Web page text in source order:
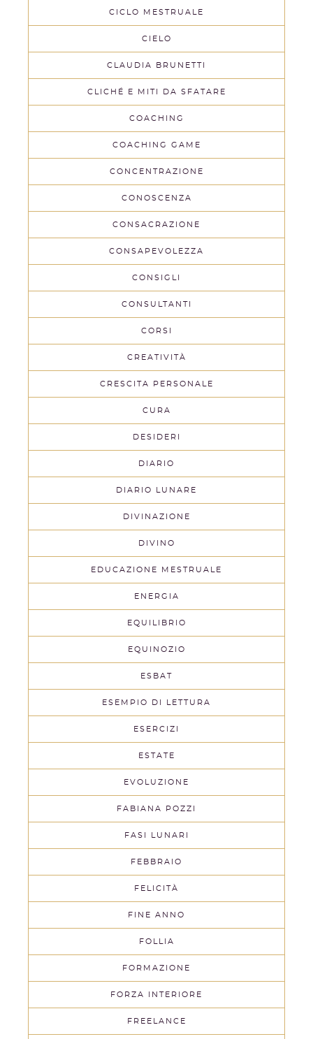
CICLO MESTRUALE
CIELO
CLAUDIA BRUNETTI
CLICHÉ E MITI DA SFATARE
COACHING
COACHING GAME
CONCENTRAZIONE
CONOSCENZA
CONSACRAZIONE
CONSAPEVOLEZZA
CONSIGLI
CONSULTANTI
CORSI
CREATIVITÀ
CRESCITA PERSONALE
CURA
DESIDERI
DIARIO
DIARIO LUNARE
DIVINAZIONE
DIVINO
EDUCAZIONE MESTRUALE
ENERGIA
EQUILIBRIO
EQUINOZIO
ESBAT
ESEMPIO DI LETTURA
ESERCIZI
ESTATE
EVOLUZIONE
FABIANA POZZI
FASI LUNARI
FEBBRAIO
FELICITÀ
FINE ANNO
FOLLIA
FORMAZIONE
FORZA INTERIORE
FREELANCE